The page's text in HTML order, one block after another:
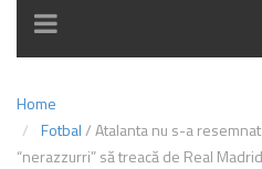
TOGGLE
NAVIGATION
Home
Fotbal/Atalanta nu s-a
“nerazzurri” să treacă de Real